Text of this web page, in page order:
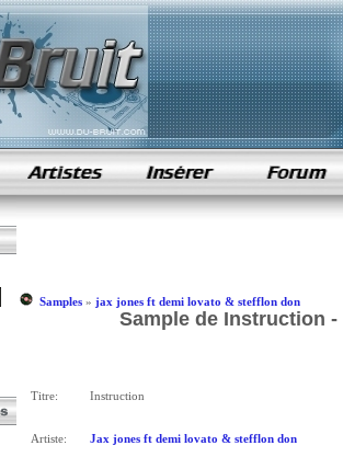
samples de rap
Samples» jax jones ft demi lovato & stefflon don
Sample de Instruction
Titre: Instruction
Artiste: Jax jones ft demi lovato & stefflon don